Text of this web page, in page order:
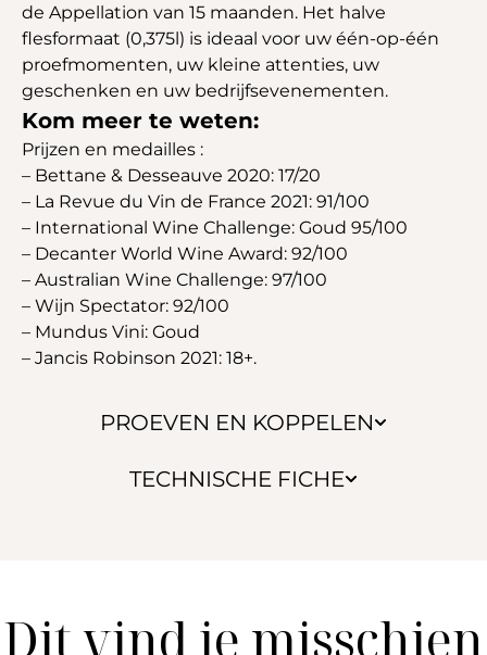
PROEVEN EN KOPPELEN
TECHNISCHE FICHE
de Appellation van 15 maanden. Het halve
flesformaat (0,375l) is ideaal voor uw één-op-één
proefmomenten, uw kleine attenties, uw
geschenken en uw bedrijfsevenementen.
Kom meer te weten:
Prijzen en medailles :
– Bettane & Desseauve 2020: 17/20
– La Revue du Vin de France 2021: 91/100
– International Wine Challenge: Goud 95/100
– Decanter World Wine Award: 92/100
– Australian Wine Challenge: 97/100
– Wijn Spectator: 92/100
– Mundus Vini: Goud
– Jancis Robinson 2021: 18+.
Dit vind je misschien